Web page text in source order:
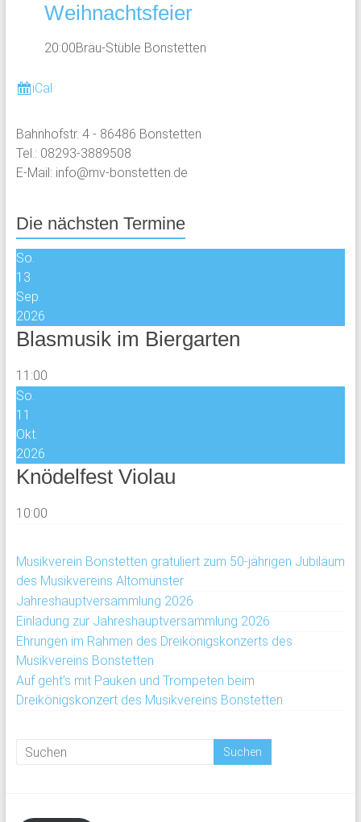
Weihnachtsfeier
20:00Bräu-Stüble Bonstetten
iCal
Bahnhofstr. 4 - 86486 Bonstetten
Tel.: 08293-3889508
E-Mail: info@mv-bonstetten.de
Die nächsten Termine
So.
13
Sep.
2026
Blasmusik im Biergarten
11:00
So.
11
Okt.
2026
Knödelfest Violau
10:00
Musikverein Bonstetten gratuliert zum 50-jährigen Jubiläum
des Musikvereins Altomünster
Jahreshauptversammlung 2026
Einladung zur Jahreshauptversammlung 2026
Ehrungen im Rahmen des Dreikönigskonzerts des
Musikvereins Bonstetten
Auf geht’s mit Pauken und Trompeten beim
Dreikönigskonzert des Musikvereins Bonstetten